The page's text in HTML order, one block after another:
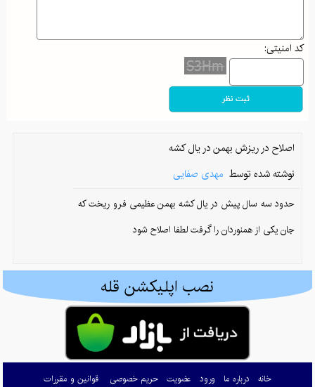
والدین هلیکوپتری و اثرات آن بر رشد خودمختاری
جذاب‌ترین مقاصد پاییزی ایران: از جادوی جنگل‌های شمال تا آرامش کویرهای بکر
پاییز در کوهستان: راهنمای کامل برای آمادگی و تجهیزات ضروری کوهنوردی
چگونه غذای ما احساسات ما را شکل می‌دهد؟
از تصمیم تا دستاورد: چگونه در مسیر تناسب اندام ثابت‌قدم بمانیم؟
کفش‌های کوهنوردی: راهنمای انتخاب بهترین همراه برای فتح قله‌ها
چرا باید به خواب راحت اهمیت بدهیم؟ عوارض خوابیدن با ناراحتی برای سلامتی شما
چشمه‌های جادویی فریدون: نگین‌های پنهان در دل کوه‌های اصفهان
کد امنیتی:
اصلاح در ریزش بهمن در یال کشه
نوشته شده توسط مهدی صفایی
حدود سه سال پیش در یال کشه بهمن عظیمی فرو ریخت که
جان یکی از همنوردان را گرفت لطفا اصلاح شود
نصب اپلیکشن قله
خانه درباره ما ورود عضویت حریم خصوصی قوانین و مقررات